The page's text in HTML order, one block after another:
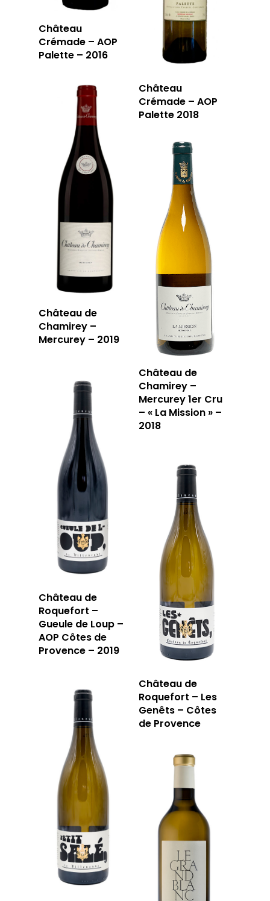
Château
Crémade – AOP
Palette – 2016
Château
Crémade – AOP
Palette 2018
Château de
Chamirey –
Mercurey – 2019
Château de
Chamirey –
Mercurey 1er Cru
– « La Mission » –
2018
Château de
Roquefort –
Gueule de Loup –
AOP Côtes de
Provence – 2019
Château de
Roquefort – Les
Genêts – Côtes
de Provence